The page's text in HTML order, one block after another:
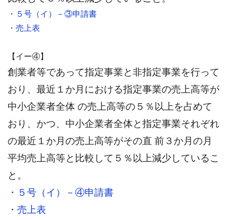
・５号（イ）－③申請書
・売上表
【イー④】
創業者等であって指定事業と非指定事業を行って
おり、最近１か月における指定事業の売上高等が
中小企業者全体 の売上高等の５％以上を占めて
おり、かつ、中小企業者全体と指定事業それぞれ
の最近１か月の売上高等がその直 前３か月の月
平均売上高等と比較して５％以上減少しているこ
と。
・５号（イ）－④申請書
・売上表